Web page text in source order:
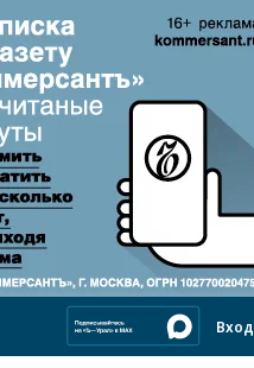
в «Ъ» www.kommersant.ru/ad
Вход